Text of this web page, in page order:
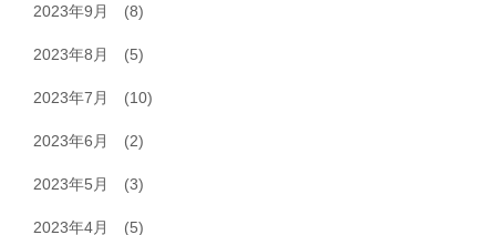
2023年9月 (8)
2023年8月 (5)
2023年7月 (10)
2023年6月 (2)
2023年5月 (3)
2023年4月 (5)